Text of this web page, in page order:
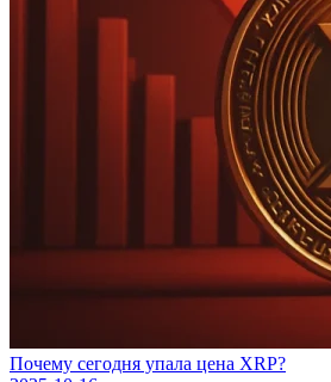
Почему сегодня упала цена XRP?